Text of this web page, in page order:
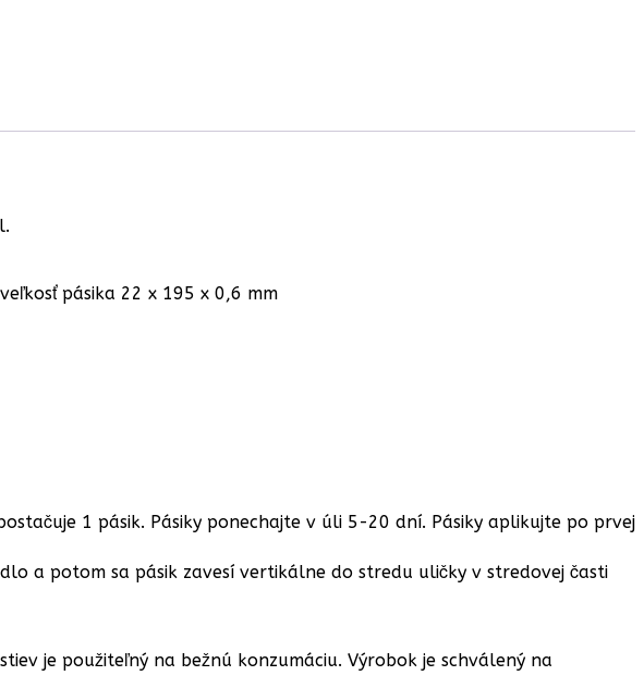
pásika 22 x 195 x 0,6 mm
1 pásik. Pásiky ponechajte v úli 5-20 dní. Pásiky aplikujte po prvej
a potom sa pásik zavesí vertikálne do stredu uličky v stredovej časti
je použiteľný na bežnú konzumáciu. Výrobok je schválený na